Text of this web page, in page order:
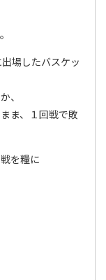
場したバスケッ
、
ま、１回戦で敗
を糧に